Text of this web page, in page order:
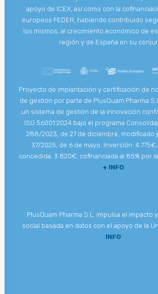
apoyo de ICEX, así como con la
europeos FEDER, habiendo contribuido
los mismos, al crecimiento económico de
región y de España en su
Proyecto de implantación y certificación de
de gestión por parte de PlusQuam Pharma
un sistema de gestión de la innovación
ISO 56001:2024 bajo el programa
288/2023, de 27 de diciembre, modificado
37/2025, de 6 de mayo. Inversión:
concedida: 3.820€, cofinanciada al 85% por
+ INFO
PlusQuam Pharma S.L. impulsa el impacto
social basada en datos con el apoyo de la
INFO